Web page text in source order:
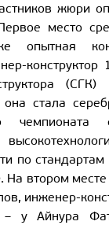
жюри
место
опытная
конструктор
стала
чемпионата
по стандартам
На втором
инженер-
– у Айнура